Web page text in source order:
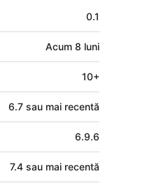
0.1
Acum 8 luni
10+
6.7 sau mai recentă
6.9.6
7.4 sau mai recentă